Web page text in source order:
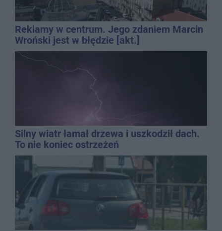
Reklamy w centrum. Jego zdaniem Marcin
Wroński jest w błędzie [akt.]
Silny wiatr łamał drzewa i uszkodził dach.
To nie koniec ostrzeżeń